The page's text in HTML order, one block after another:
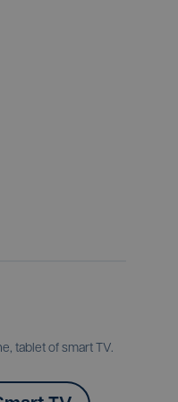
tablet of smart TV.